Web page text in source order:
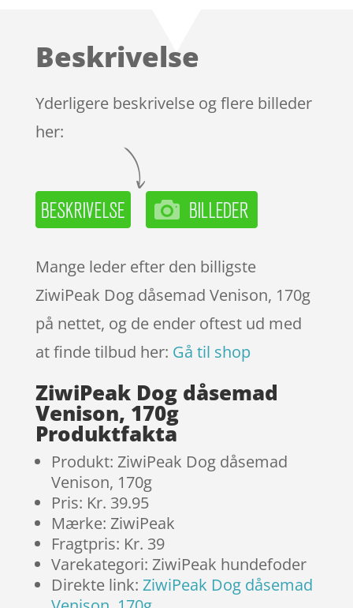
på
mmelser
Beskrivelse
Yderligere beskrivelse og flere billeder
her:
Mange leder efter den billigste
ZiwiPeak Dog dåsemad Venison, 170g
på nettet, og de ender oftest ud med
at finde tilbud her: Gå til shop
ZiwiPeak Dog dåsemad
Venison, 170g
Produktfakta
Produkt: ZiwiPeak Dog dåsemad
Venison, 170g
Pris: Kr. 39.95
Mærke: ZiwiPeak
Fragtpris: Kr. 39
Varekategori: ZiwiPeak hundefoder
Direkte link: ZiwiPeak Dog dåsemad